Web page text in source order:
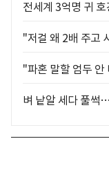
전세계 3억명 귀
"저걸 왜 2배 주고
"파혼 말할 엄두
벼 낱알 세다 풀썩